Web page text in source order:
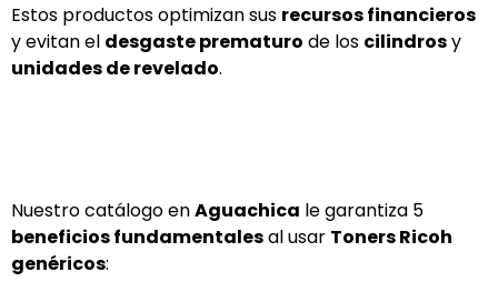
Estos productos optimizan sus recursos financieros
y evitan el desgaste prematuro de los cilindrosy
unidades de revelado.
Nuestro catálogo enAguachica le garantiza 5
beneficios fundamentalesal usar Toners Ricoh
genéricos: